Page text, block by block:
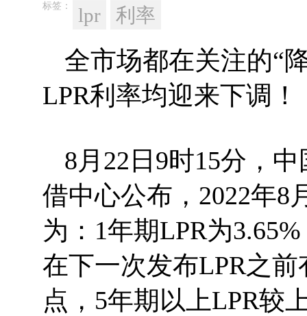
标签： lpr 利率
全市场都在关注的“
LPR利率均迎来下调！
8月22日9时15分，
借中心公布，2022年8
为：1年期LPR为
在下一次发布LPR之
点，5年期以上LPR较